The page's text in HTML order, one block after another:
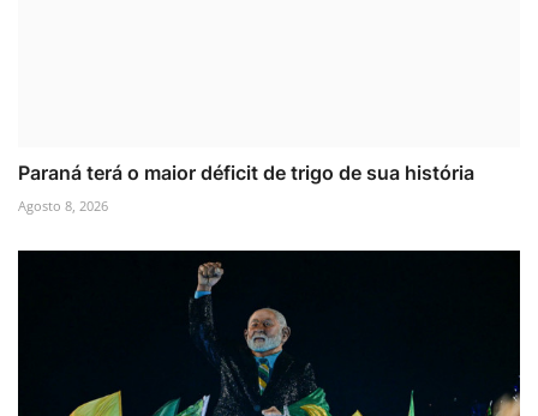
Paraná terá o maior déficit de trigo de sua história
Agosto 8, 2026